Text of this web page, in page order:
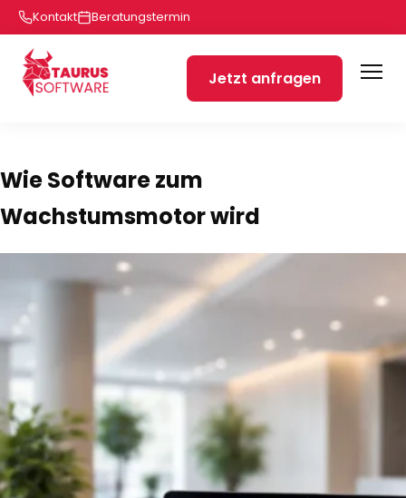
Kontakt Beratungstermin
Jetzt anfragen
Wie Software zum
Wachstumsmotor wird